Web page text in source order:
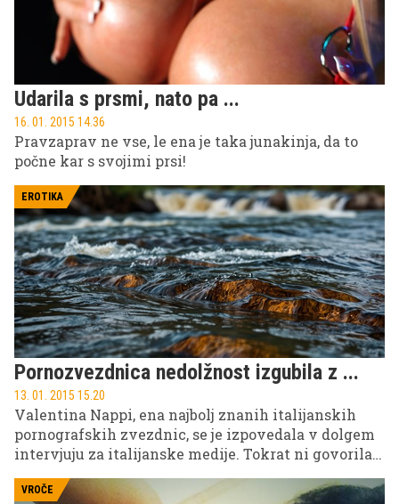
Udarila s prsmi, nato pa ...
16. 01. 2015 14.36
Pravzaprav ne vse, le ena je taka junakinja, da to
počne kar s svojimi prsi!
EROTIKA
Pornozvezdnica nedolžnost izgubila z ...
13. 01. 2015 15.20
Valentina Nappi, ena najbolj znanih italijanskih
pornografskih zvezdnic, se je izpovedala v dolgem
intervjuju za italijanske medije. Tokrat ni govorila o
politiki, ampak se je lotila večno zanimive teme –
spolnosti, natančneje: nedolžnosti.
VROČE